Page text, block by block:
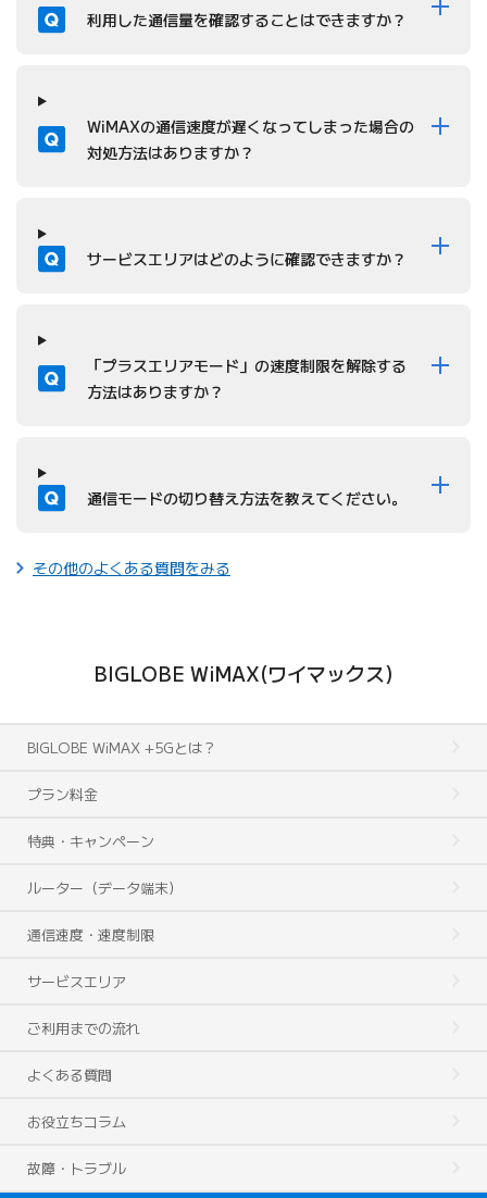
質問 利用した通信量を確認することはできますか？
質問
WiMAXの通信速度が遅くなってしまった場合の
対処方法はありますか？
質問 サービスエリアはどのように確認できますか？
質問
「プラスエリアモード」の速度制限を解除する
方法はありますか？
質問 通信モードの切り替え方法を教えてください。
その他のよくある質問をみる
BIGLOBE WiMAX(ワイマックス)
BIGLOBE WiMAX +5Gとは？
プラン料金
特典・キャンペーン
ルーター（データ端末）
通信速度・速度制限
サービスエリア
ご利用までの流れ
よくある質問
お役立ちコラム
故障・トラブル